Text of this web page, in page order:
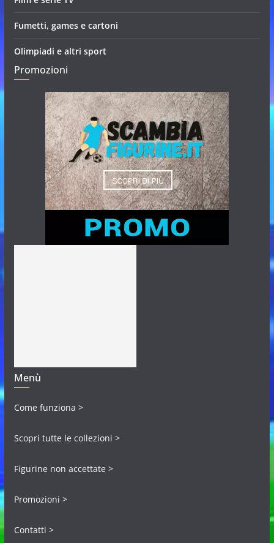
Fumetti, games e cartoni
Olimpiadi e altri sport
Promozioni
Menù
Come funziona >
Scopri tutte le collezioni >
Figurine non accettate >
Promozioni >
Contatti >